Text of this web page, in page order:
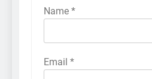
Name *
Email *